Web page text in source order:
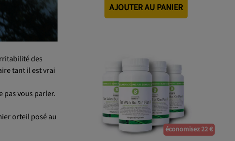
des
tant il est vrai
pas vous parler.
orteil posé au
AJOUTER AU PANIER
économisez 22 €